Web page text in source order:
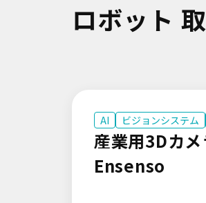
ロボット
AI ビジョンシステム
産業用3Dカ
Ensenso